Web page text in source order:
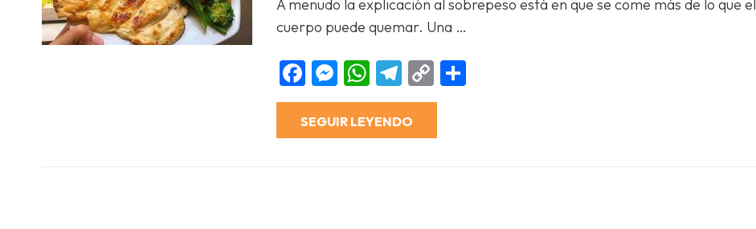
cuando
A menudo la explicación al sobrepeso está en que se come más de lo que el
cuerpo puede quemar. Una …
Facebook
Messenger
WhatsApp
Telegram
Copy
Link
SEGUIR LEYENDO
Compartir